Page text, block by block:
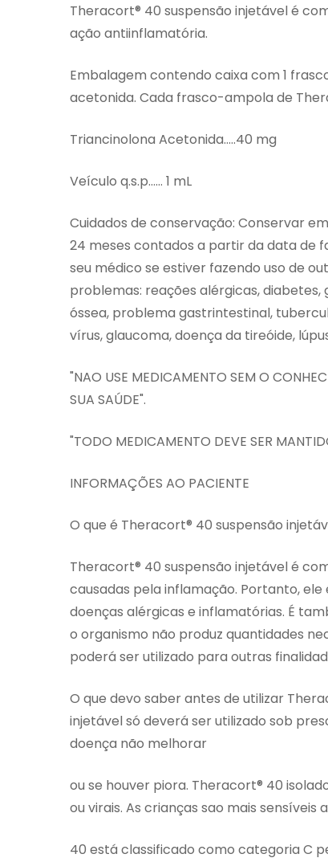
Theracort® 40 suspensão injetável é
ação antiinflamatória.
Embalagem contendo caixa com 1
acetonida. Cada frasco-ampola de
Triancinolona Acetonida…..40 mg
Veículo q.s.p…… 1 mL
Cuidados de conservação: Conservar
24 meses contados a partir da data de
seu médico se estiver fazendo uso de
problemas: reações alérgicas,
óssea, problema gastrintestinal,
vírus, glaucoma, doença da tireóide,
"NAO USE MEDICAMENTO SEM O
SUA SAÚDE".
"TODO MEDICAMENTO DEVE SER
INFORMAÇÕES AO PACIENTE
O que é Theracort® 40 suspensão
Theracort® 40 suspensão injetável é
causadas pela inflamação. Portanto,
doenças alérgicas e inflamatórias. É
o organismo não produz quantidades
poderá ser utilizado para outras
O que devo saber antes de utilizar
injetável só deverá ser utilizado sob
doença não melhorar
ou se houver piora. Theracort® 40
ou virais. As crianças sao mais
40 está classificado como categoria C